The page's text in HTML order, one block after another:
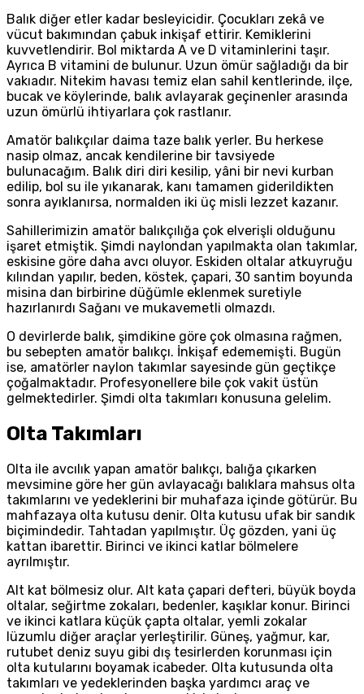
Balık diğer etler kadar besleyicidir. Çocukları zekâ ve
vücut bakımından çabuk inkişaf ettirir. Kemiklerini
kuvvetlendirir. Bol miktarda A ve D vitaminlerini taşır.
Ayrıca B vitamini de bulunur. Uzun ömür sağladığı da bir
vakıadır. Nitekim havası temiz elan sahil kentlerinde, ilçe,
bucak ve köylerinde, balık avlayarak geçinenler arasında
uzun ömürlü ihtiyarlara çok rastlanır.
Amatör balıkçılar daima taze balık yerler. Bu herkese
nasip olmaz, ancak kendilerine bir tavsiyede
bulunacağım. Balık diri diri kesilip, yâni bir nevi kurban
edilip, bol su ile yıkanarak, kanı tamamen giderildikten
sonra ayıklanırsa, normalden iki üç misli lezzet kazanır.
Sahillerimizin amatör balıkçılığa çok elverişli olduğunu
işaret etmiştik. Şimdi naylondan yapılmakta olan takımlar,
eskisine göre daha avcı oluyor. Eskiden oltalar atkuyruğu
kılından yapılır, beden, köstek, çapari, 30 santim boyunda
misina dan birbirine düğümle eklenmek suretiyle
hazırlanırdı Sağanı ve mukavemetli olmazdı.
O devirlerde balık, şimdikine göre çok olmasına rağmen,
bu sebepten amatör balıkçı. İnkişaf edememişti. Bugün
ise, amatörler naylon takımlar sayesinde gün geçtikçe
çoğalmaktadır. Profesyonellere bile çok vakit üstün
gelmektedirler. Şimdi olta takımları konusuna gelelim.
Olta Takımları
Olta ile avcılık yapan amatör balıkçı, balığa çıkarken
mevsimine göre her gün avlayacağı balıklara mahsus olta
takımlarını ve yedeklerini bir muhafaza içinde götürür. Bu
mahfazaya olta kutusu denir. Olta kutusu ufak bir sandık
biçimindedir. Tahtadan yapılmıştır. Üç gözden, yani üç
kattan ibarettir. Birinci ve ikinci katlar bölmelere
ayrılmıştır.
Alt kat bölmesiz olur. Alt kata çapari defteri, büyük boyda
oltalar, seğirtme zokaları, bedenler, kaşıklar konur. Birinci
ve ikinci katlara küçük çapta oltalar, yemli zokalar
lüzumlu diğer araçlar yerleştirilir. Güneş, yağmur, kar,
rutubet deniz suyu gibi dış tesirlerden korunması için
olta kutularını boyamak icabeder. Olta kutusunda olta
takımları ve yedeklerinden başka yardımcı araç ve